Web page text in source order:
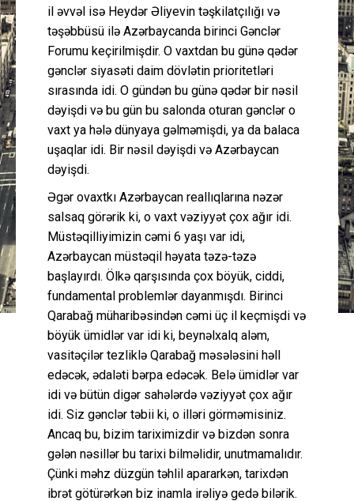
il əvvəl isə Heydər Əliyevin təşkilatçılığı və
təşəbbüsü ilə Azərbaycanda birinci Gənclər
Forumu keçirilmişdir. O vaxtdan bu günə qədər
gənclər siyasəti daim dövlətin prioritetləri
sırasında idi. O gündən bu günə qədər bir nəsil
dəyişdi və bu gün bu salonda oturan gənclər o
vaxt ya hələ dünyaya gəlməmişdi, ya da balaca
uşaqlar idi. Bir nəsil dəyişdi və Azərbaycan
dəyişdi.
Əgər ovaxtkı Azərbaycan reallıqlarına nəzər
salsaq görərik ki, o vaxt vəziyyət çox ağır idi.
Müstəqilliyimizin cəmi 6 yaşı var idi,
Azərbaycan müstəqil həyata təzə-təzə
başlayırdı. Ölkə qarşısında çox böyük, ciddi,
fundamental problemlər dayanmışdı. Birinci
Qarabağ müharibəsindən cəmi üç il keçmişdi və
böyük ümidlər var idi ki, beynəlxalq aləm,
vasitəçilər tezliklə Qarabağ məsələsini həll
edəcək, ədaləti bərpa edəcək. Belə ümidlər var
idi və bütün digər sahələrdə vəziyyət çox ağır
idi. Siz gənclər təbii ki, o illəri görməmisiniz.
Ancaq bu, bizim tariximizdir və bizdən sonra
gələn nəsillər bu tarixi bilməlidir, unutmamalıdır.
Çünki məhz düzgün təhlil apararkən, tarixdən
ibrət götürərkən biz inamla irəliyə gedə bilərik.